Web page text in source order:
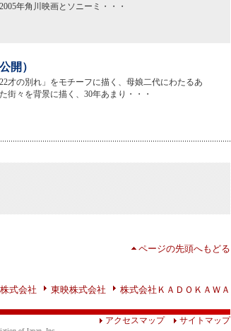
年角川映画とソニーミ・・・
開）
才の別れ」をモチーフに描く、母娘二代にわたるあ
街々を背景に描く、30年あまり・・・
ページの先頭へもどる
式会社 東映株式会社 株式会社ＫＡＤＯＫＡＷＡ
アクセスマップ サイトマップ